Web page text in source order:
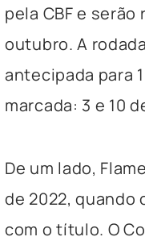
pela CBF e
outubro. A
antecipada para
marcada: 3 e 10
De um lado,
de 2022, quando
com o título. O